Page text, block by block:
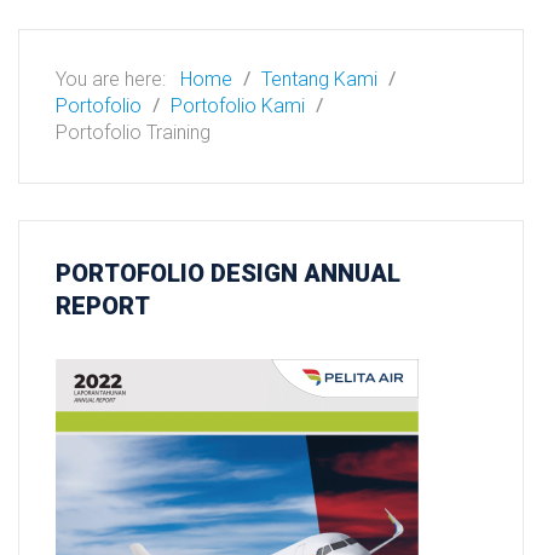
You are here: Home
Tentang Kami
Portofolio
Portofolio Kami
Portofolio Training
PORTOFOLIO DESIGN ANNUAL
REPORT